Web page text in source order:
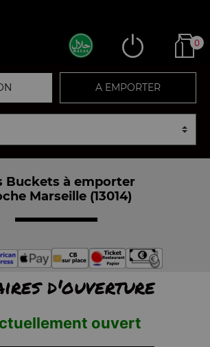
0
A EMPORTER
Buckets à emporter
Marseille (13014)
d'ouverture
ouvert